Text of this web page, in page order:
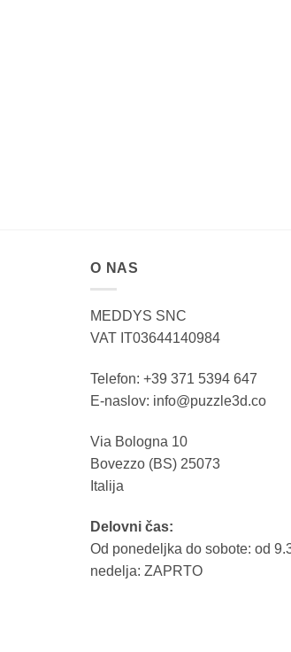
O NAS
MEDDYS SNC
VAT IT03644140984
Telefon: +39 371 5394 647
E-naslov: info@puzzle3d.co
Via Bologna 10
Bovezzo (BS) 25073
Italija
Delovni čas:
Od ponedeljka do sobote: od
nedelja: ZAPRTO